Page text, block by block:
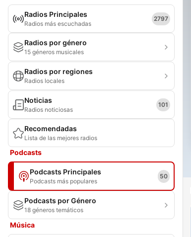
Radios Principales
Radios más escuchadas
2797
Radios por género
15 géneros musicales
Radios por regiones
Radios locales
Noticias
Radios noticiosas
101
Recomendadas
Lista de las mejores radios
Podcasts
Podcasts Principales
Podcasts más populares
50
Podcasts por Género
18 géneros temáticos
Música